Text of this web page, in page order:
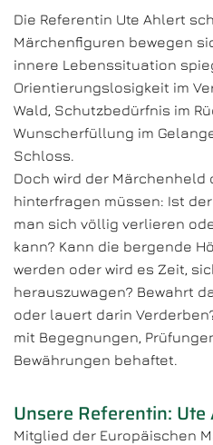
Die Referentin Ute Ahlert
Märchenfiguren bewegen
innere Lebenssituation
Orientierungslosigkeit im
Wald, Schutzbedürfnis im
Wunscherfüllung im
Schloss.
Doch wird der Märchenheld
hinterfragen müssen: Ist
man sich völlig verlieren
kann? Kann die bergende
werden oder wird es Zeit,
herauszuwagen? Bewahrt
oder lauert darin
mit Begegnungen,
Bewährungen behaftet.
Unsere Referentin:
Mitglied der Europäischen